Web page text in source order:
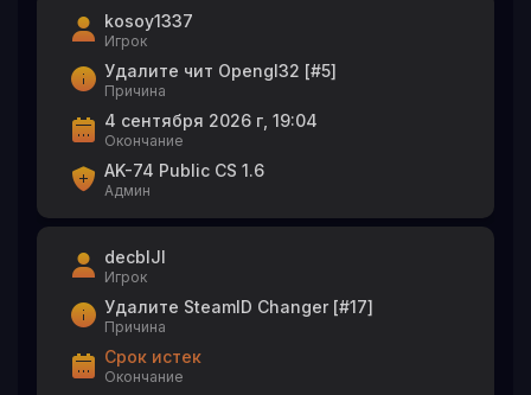
kosoy1337
Игрок
Удалите чит Opengl32 [#5]
Причина
4 сентября 2026 г, 19:04
Окончание
AK-74 Public CS 1.6
Админ
decbIJI
Игрок
Удалите SteamID Changer [#17]
Причина
Срок истек
Окончание